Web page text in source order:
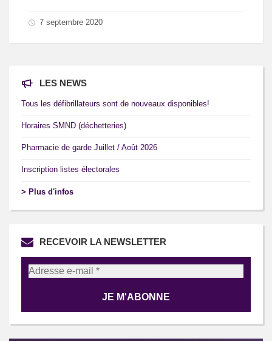
7 septembre 2020
LES NEWS
Tous les défibrillateurs sont de nouveaux disponibles!
Horaires SMND (déchetteries)
Pharmacie de garde Juillet / Août 2026
Inscription listes électorales
> Plus d'infos
RECEVOIR LA NEWSLETTER